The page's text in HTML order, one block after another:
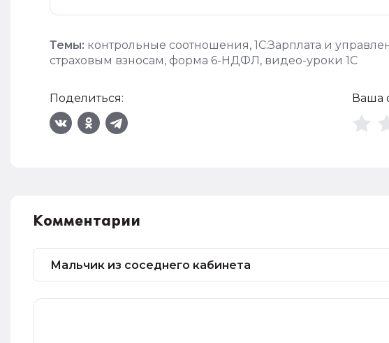
Темы: контрольные соотношения, 1С:Зарплата и
страховым взносам, форма 6-НДФЛ, видео-уроки 1С
Поделиться: Ваша
Комментарии